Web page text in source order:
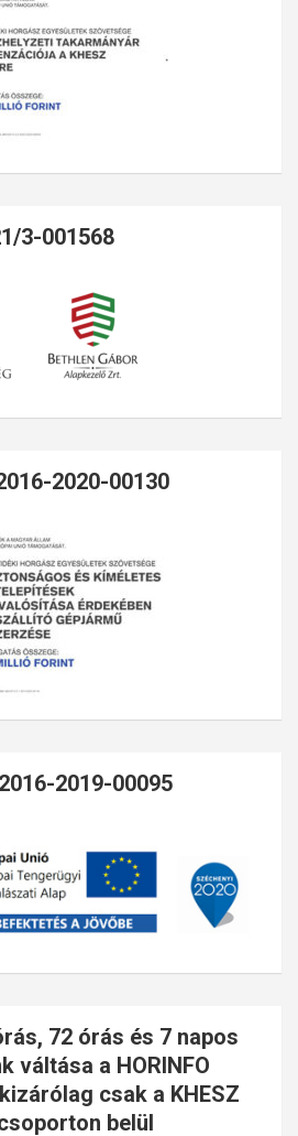
3-001568
2020-00130
2019-00095
72 órás és 7 napos
váltása a HORINFO
csak a KHESZ
belül